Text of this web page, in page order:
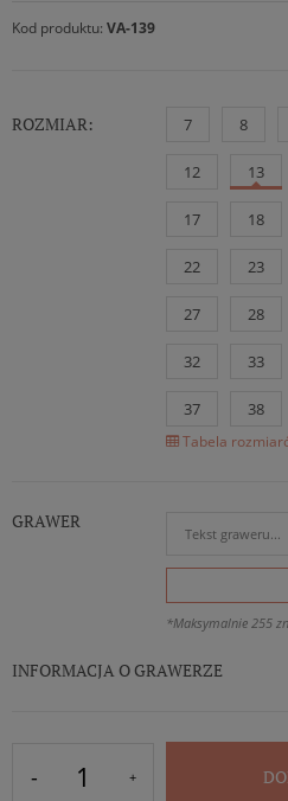
Kod produktu: VA-139
ROZMIAR: 7 8
12 13
17 18
22 23
27 28
32 33
37 38
Tabela
GRAWER
*Maksymalnie 255
INFORMACJA O GRAWERZE